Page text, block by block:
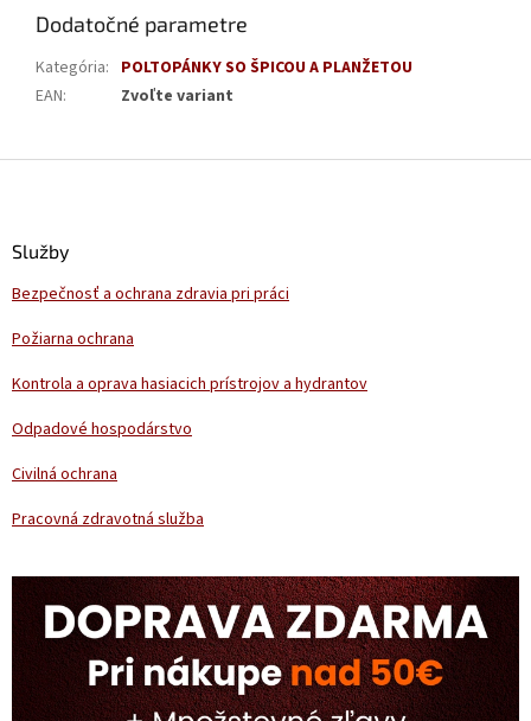
Dodatočné parametre
Kategória: POLTOPÁNKY SO ŠPICOU A PLANŽETOU
EAN: Zvoľte variant
Služby
Bezpečnosť a ochrana zdravia pri práci
Požiarna ochrana
Kontrola a oprava hasiacich prístrojov a hydrantov
Odpadové hospodárstvo
Civilná ochrana
Pracovná zdravotná služba